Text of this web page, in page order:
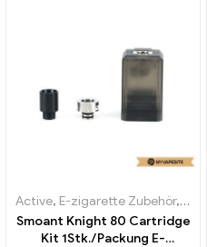
Active, E-zigarette Zubehör,
Smoant Knight 80 Cartridge
Kit 1Stk./Packung E-